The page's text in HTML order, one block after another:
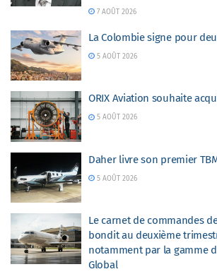
7 AOÛT 2026
La Colombie signe pour
5 AOÛT 2026
ORIX Aviation souhaite
5 AOÛT 2026
Daher livre son premier
5 AOÛT 2026
Le carnet de commandes
bondit au deuxième
notamment par la gamme
Global